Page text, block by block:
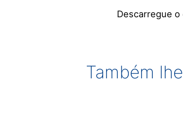
Descarregue o
Também